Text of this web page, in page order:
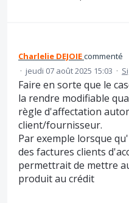
Charlelie DEJOIEcommenté
· jeudi 07 août 2025 15:03 ·
Faire en sorte que le
la rendre modifiable
règle d'affectation
client/fournisseur.
Par exemple lorsque
des factures clients
permettrait de mettre
produit au crédit